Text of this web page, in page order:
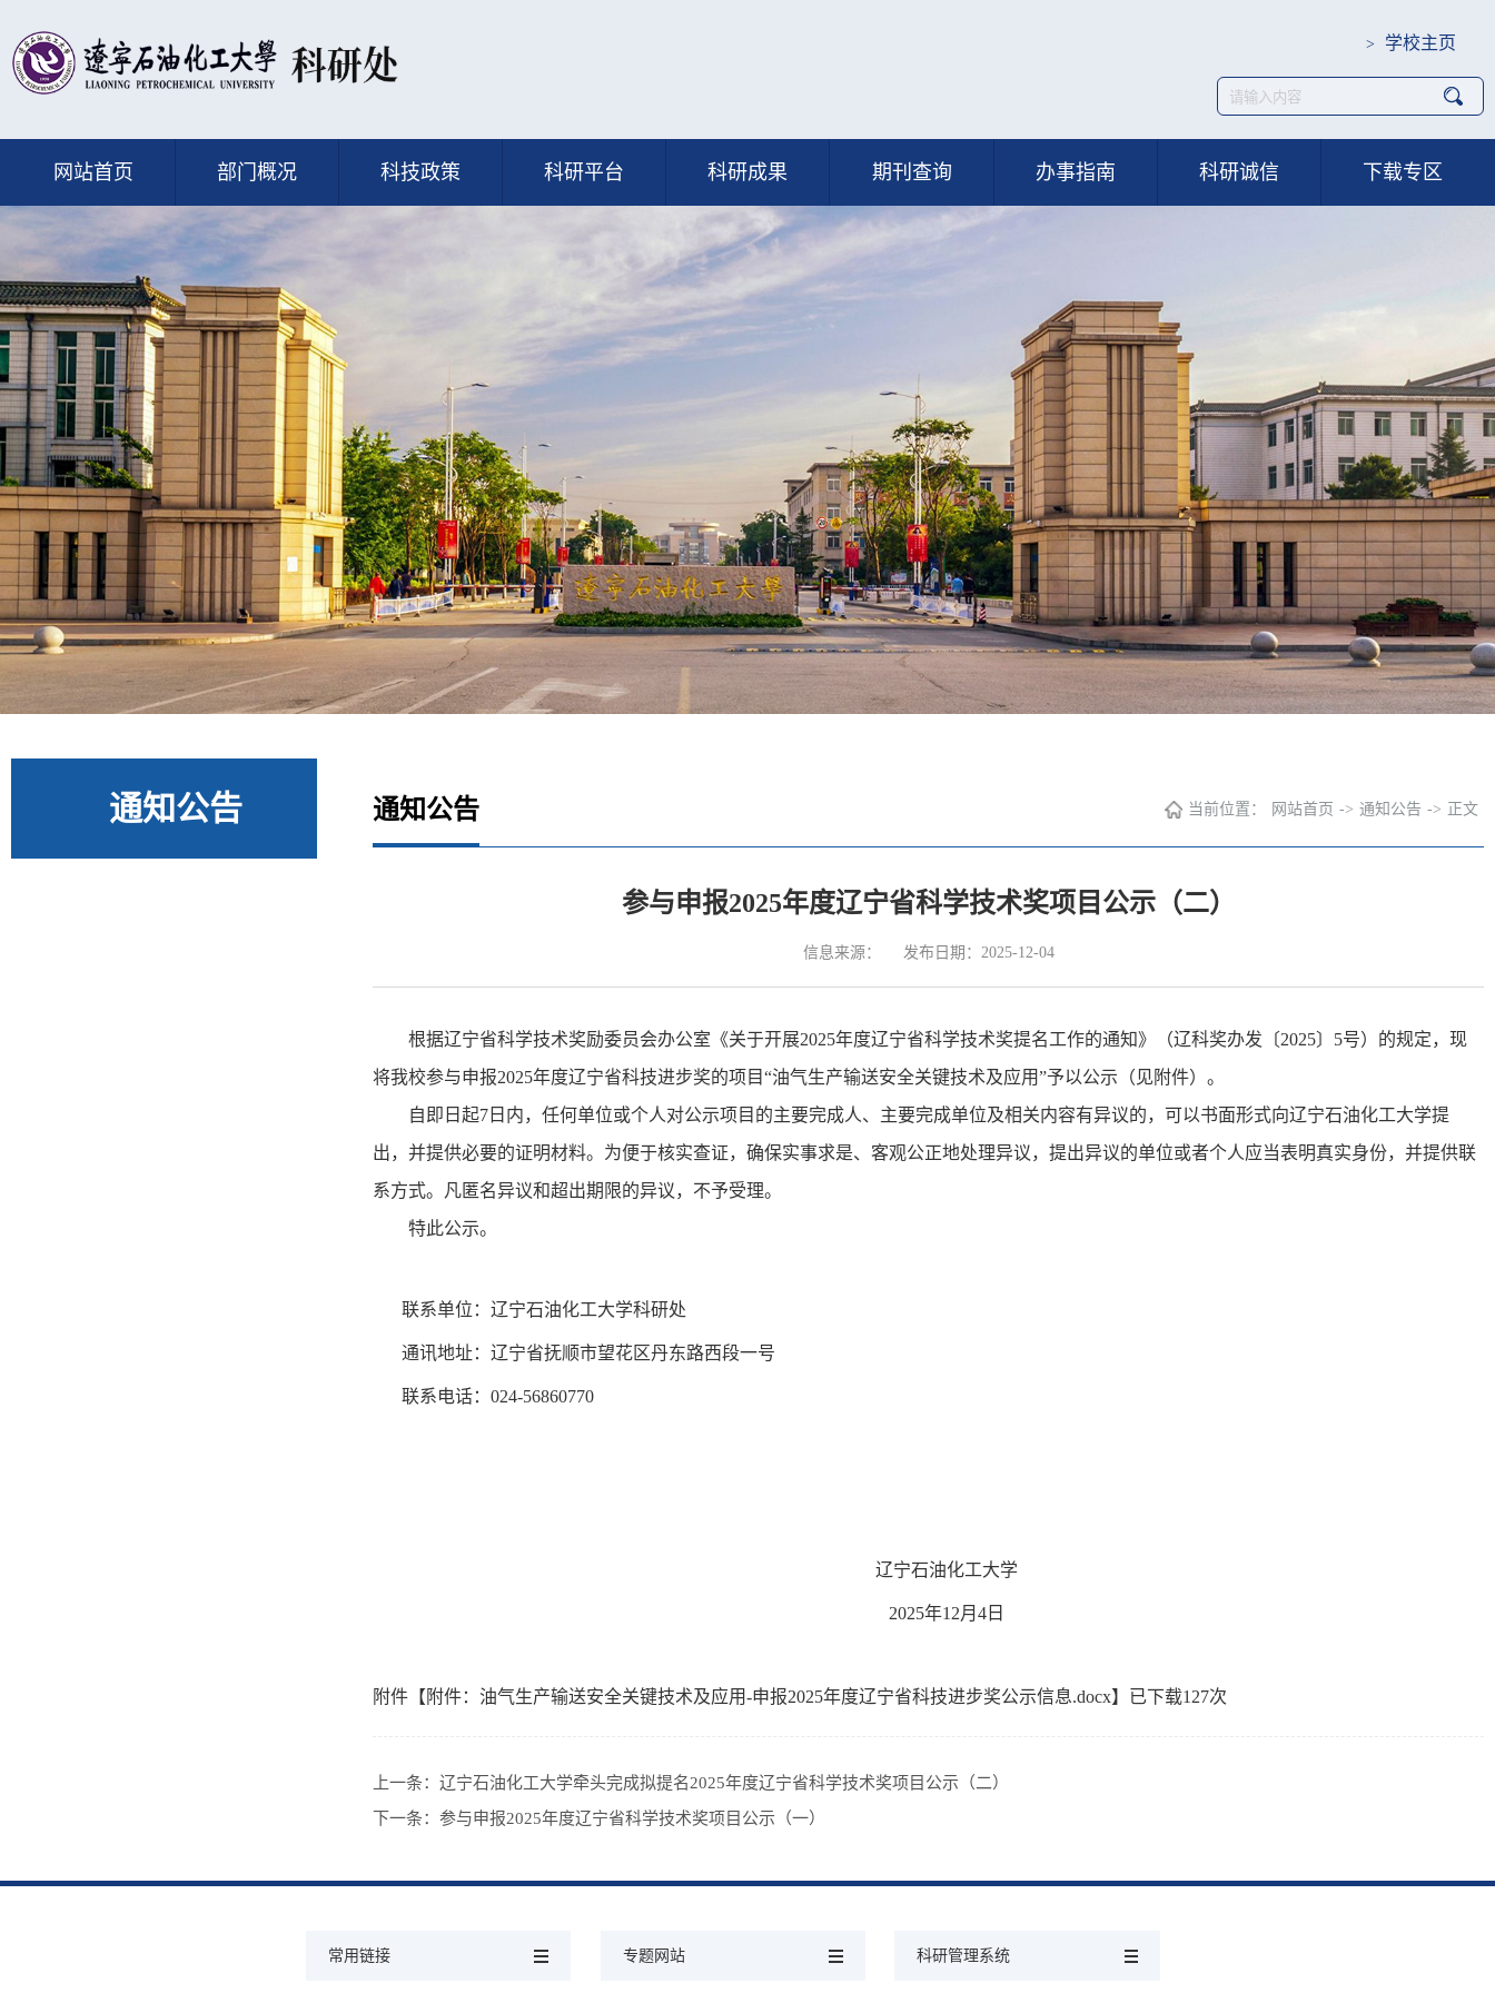
> 学校主页
网站首页 部门概况 科技政策 科研平台 科研成果 期刊查询 办事指南 科研诚信 下载专区
通知公告 通知公告 当前位置： 网站首页 -> 通知公告 -> 正文
参与申报2025年度辽宁省科学技术奖项目公示（二）
信息来源： 发布日期：2025-12-04
根据辽宁省科学技术奖励委员会办公室 《关于开展2025年度辽宁省科学技术奖提名工作的通知》（辽科奖办发〔2025〕5号）的规定，现
将我校参与申报2025年度辽宁省科技进步奖的项目“油气生产输送安全关键技术及应用”予以公示（见附件）。
自即日起7日内，任何单位或个人对公示项目的主要完成人、主要完成单位及相关内容有异议的，可以书面形式向辽宁石油化工大学提
出，并提供必要的证明材料。为便于核实查证，确保实事求是、客观公正地处理异议，提出异议的单位或者个人应当表明真实身份，并提供联
系方式。凡匿名异议和超出期限的异议，不予受理。
特此公示。
联系单位：辽宁石油化工大学科研处
通讯地址：辽宁省抚顺市望花区丹东路西段一号
联系电话：024-56860770
辽宁石油化工大学
2025年12月4日
附件【 附件：油气生产输送安全关键技术及应用-申报2025年度辽宁省科技进步奖公示信息.docx】已下载127次
上一条： 辽宁石油化工大学牵头完成拟提名2025年度辽宁省科学技术奖项目公示（二）
下一条： 参与申报2025年度辽宁省科学技术奖项目公示（一）
常用链接 专题网站 科研管理系统